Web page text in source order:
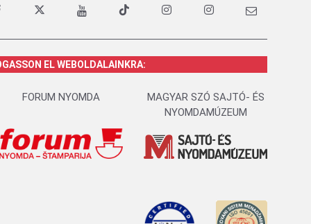
EL WEBOLDALAINKRA:
FORUM NYOMDA
MAGYAR SZÓ SAJTÓ- ÉS
NYOMDAMÚZEUM